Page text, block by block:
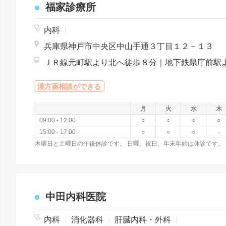
福家診療所
内科
兵庫県神戸市中央区中山手通３丁目１２－１３
漢方薬相談ができる
月 火 水
木
09:00 - 12:00
○ ○ ○
○
15:00 - 17:00
○ ○ ○
-
木曜日と土曜日の午後休診です。 日曜、祝日、年末年始は休診です。
中田内科医院
内科 消化器科 肝臓内科・外科